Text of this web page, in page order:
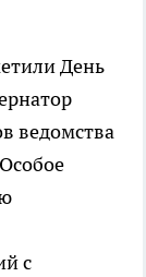
День
ведомства
с